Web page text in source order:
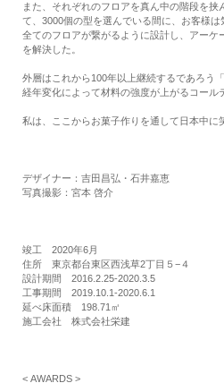
また、それぞれのフロアを真ん中の階段を
て、3000個の型を選んでいる間に、お客様は
全てのフロアが繋がるように設計し、アーケ
を解決した。
外層はこれから100年以上継続するであろう
経年変化によって材料の強度が上がるコール
私は、ここからお菓子作りを通して日本中に
デザイナー：吉田昌弘・石井嘉恵
写真撮影：宮本 啓介
竣工 2020年6月
住所 東京都台東区西浅草2丁目５−４
設計期間 2016.2.25-2020.3.5
工事期間 2019.10.1-2020.6.1
延べ床面積 198.71㎡
施工会社 株式会社栄建
< AWARDS >